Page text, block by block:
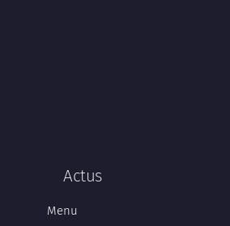
Actus
Menu